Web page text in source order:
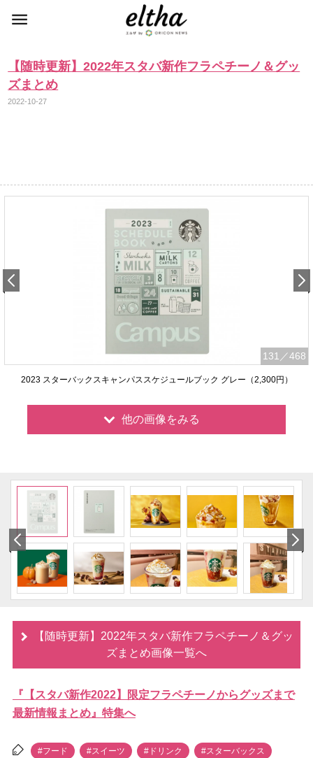
【随時更新】2022年スタバ新作フラペチーノ＆グッ
ズまとめ
2022-10-27
131 ／468
2023 スターバックスキャンパススケジュールブック グレー（2,300円）
他の画像をみる
【随時更新】2022年スタバ新作フラペチーノ＆グッ
ズまとめ画像一覧へ
『【スタバ新作2022】限定フラペチーノからグッズまで
最新情報まとめ』特集へ
#フード #スイーツ #ドリンク #スターバックス